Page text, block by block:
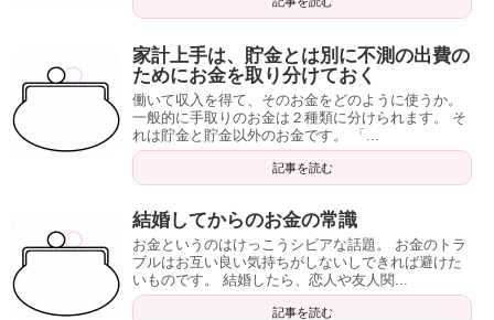
家計上手は、貯金とは別に不測の出費の
ためにお金を取り分けておく
働いて収入を得て、そのお金をどのように使うか。
一般的に手取りのお金は２種類に分けられます。 そ
れは貯金と貯金以外のお金です。 「...
記事を読む
結婚してからのお金の常識
お金というのはけっこうシビアな話題。 お金のトラ
ブルはお互い良い気持ちがしないしできれば避けた
いものです。 結婚したら、恋人や友人関...
記事を読む